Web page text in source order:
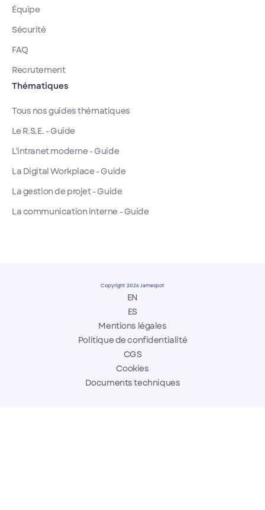
Équipe
Sécurité
FAQ
Recrutement
Thématiques
Tous nos guides thématiques
Le R.S.E. - Guide
L'intranet moderne - Guide
La Digital Workplace - Guide
La gestion de projet - Guide
La communication interne - Guide
Copyright 2026 Jamespot
EN
ES
Mentions légales
Politique de confidentialité
CGS
Cookies
Documents techniques